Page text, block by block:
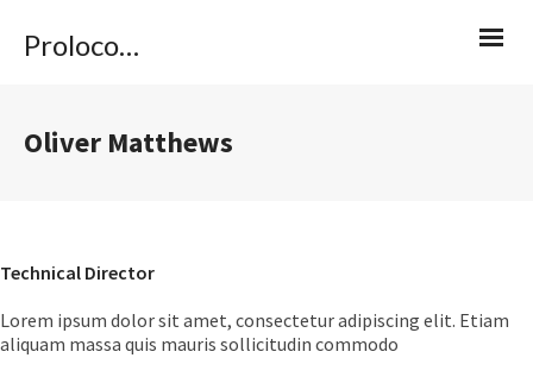
Proloco Caviola
Oliver Matthews
Technical Director
Lorem ipsum dolor sit amet, consectetur adipiscing elit. Etiam
aliquam massa quis mauris sollicitudin commodo